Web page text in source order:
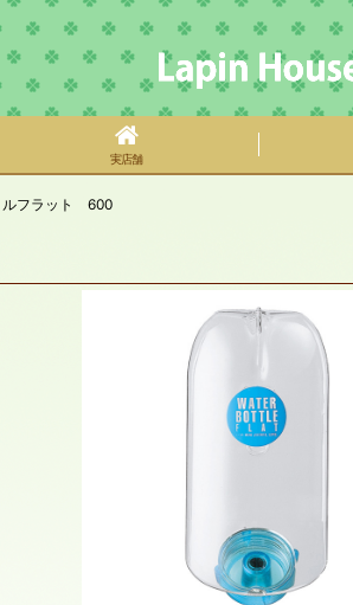
実店舗
ルフラット 600